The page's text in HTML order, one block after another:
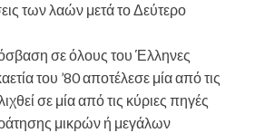
των λαών μετά το Δεύτερο
σε όλους του Έλληνες
του ’80 αποτέλεσε μία από τις
σε μία από τις κύριες πηγές
μικρών ή μεγάλων